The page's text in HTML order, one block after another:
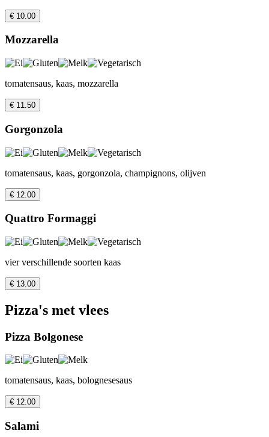
€ 10.00
Mozzarella
tomatensaus, kaas, mozzarella
€ 11.50
Gorgonzola
tomatensaus, kaas, gorgonzola, champignons, olijven
€ 12.00
Quattro Formaggi
vier verschillende soorten kaas
€ 13.00
Pizza's met vlees
Pizza Bolgonese
tomatensaus, kaas, bolognesesaus
€ 12.00
Salami